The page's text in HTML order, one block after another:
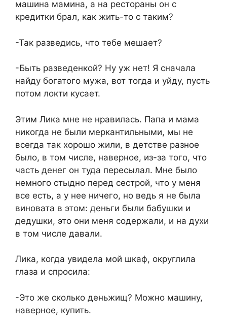
машина мамина, а на рестораны он с
кредитки брал, как жить-то с таким?
-Так разведись, что тебе мешает?
-Быть разведенкой? Ну уж нет! Я сначала
найду богатого мужа, вот тогда и уйду, пусть
потом локти кусает.
Этим Лика мне не нравилась. Папа и мама
никогда не были меркантильными, мы не
всегда так хорошо жили, в детстве разное
было, в том числе, наверное, из-за того, что
часть денег он туда пересылал. Мне было
немного стыдно перед сестрой, что у меня
все есть, а у нее ничего, но ведь я не была
виновата в этом: деньги были бабушки и
дедушки, это они меня содержали, и на духи
в том числе давали.
Лика, когда увидела мой шкаф, округлила
глаза и спросила:
-Это же сколько деньжищ? Можно машину,
наверное, купить.